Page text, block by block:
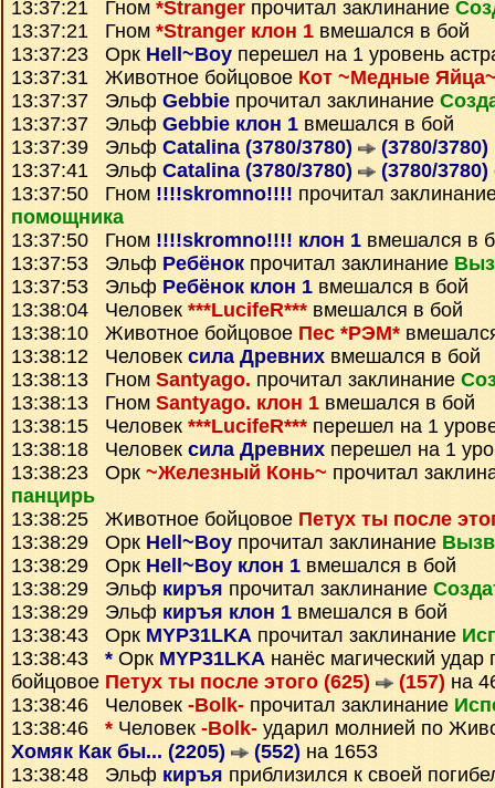
13:37:21 Гном *Stranger прочитал заклинание
13:37:21 Гном *Stranger клон 1 вмешался в бой
13:37:23 Орк Hell~Boy перешел на 1 уровень
13:37:31 Животное бойцовое Кот ~Медные
13:37:37 Эльф Gebbie прочитал заклинание
13:37:37 Эльф Gebbie клон 1 вмешался в бой
13:37:39 Эльф Catalina (3780/3780) (3780/3780)
13:37:41 Эльф Catalina (3780/3780) (3780/3780)
13:37:50 Гном !!!!skromno!!!! прочитал
помощника
13:37:50 Гном !!!!skromno!!!! клон 1 вмешался в
13:37:53 Эльф Ребёнок прочитал заклинание
13:37:53 Эльф Ребёнок клон 1 вмешался в бой
13:38:04 Человек ***LucifeR*** вмешался в бой
13:38:10 Животное бойцовое Пес *РЭМ*
13:38:12 Человек сила Древних вмешался в бой
13:38:13 Гном Santyago. прочитал заклинание
13:38:13 Гном Santyago. клон 1 вмешался в бой
13:38:15 Человек ***LucifeR*** перешел на 1
13:38:18 Человек сила Древних перешел на 1
13:38:23 Орк ~Железный Конь~ прочитал
панцирь
13:38:25 Животное бойцовое Петух ты после
13:38:29 Орк Hell~Boy прочитал заклинание
13:38:29 Орк Hell~Boy клон 1 вмешался в бой
13:38:29 Эльф киръя прочитал заклинание
13:38:29 Эльф киръя клон 1 вмешался в бой
13:38:43 Орк MYP31LKA прочитал заклинание
13:38:43 * Орк MYP31LKA нанёс магический
бойцовое Петух ты после этого (625) (157) на
13:38:46 Человек -Bolk- прочитал заклинание
13:38:46 * Человек -Bolk- ударил молнией по
Хомяк Как бы... (2205)
(552) на 1653
13:38:48 Эльф киръя приблизился к своей